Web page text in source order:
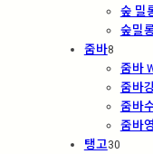
숲 밀
숲밀
줌바8
줌바
줌바
줌바
줌바
탱고30